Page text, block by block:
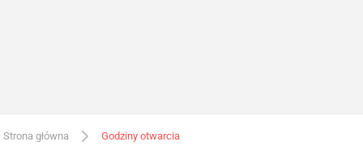
Strona główna Godziny otwarcia